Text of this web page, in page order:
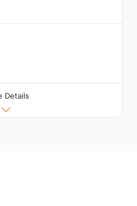
Details